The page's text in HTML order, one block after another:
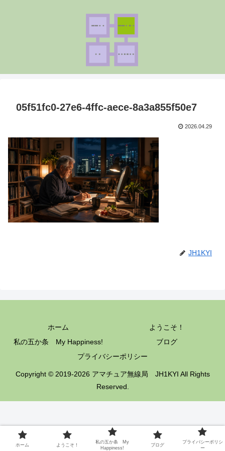
05f51fc0-27e6-4ffc-aece-8a3a855f50e7
2026.04.29
JH1KYI
ホーム
ようこそ！
私の五か条 My Happiness!
ブログ
プライバシーポリシー
Copyright © 2019-2026 アマチュア無線局 JH1KYI All Rights
Reserved.
ホーム ようこそ！
私の五か条 My
Happiness!
ブログ
プライバシーポリシ
ー